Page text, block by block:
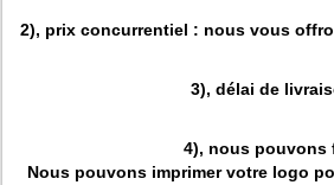
2), prix concurrentiel : nous vous
3), délai de
4), nous pouvons
Nous pouvons imprimer votre logo